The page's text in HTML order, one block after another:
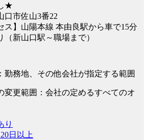
★
口市佐山3番22
ス】山陽本線 本由良駅から車で15分
（新山口駅～職場まで）
勤務地、その他会社が指定する範囲
変更範囲：会社の定めるすべてのオ
り
日以上